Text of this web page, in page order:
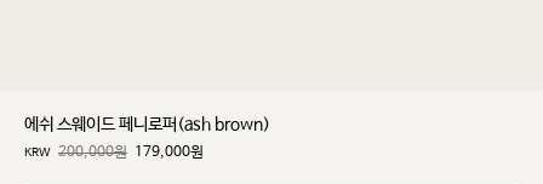
에쉬 스웨이드 페니로퍼(ash brown)
KRW 200,000원 179,000원